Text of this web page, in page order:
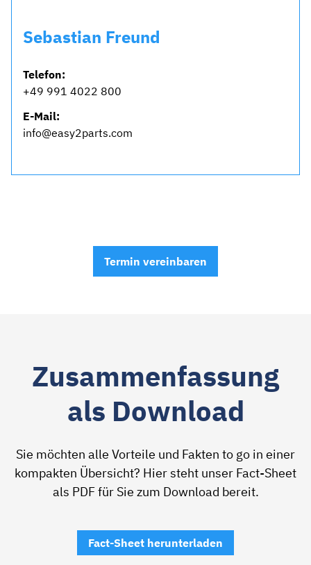
Sebastian Freund
Telefon:
+49 991 4022 800
E-Mail:
info@easy2parts.com
Termin vereinbaren
Zusammen­fassung
als Download
Sie möchten alle Vorteile und Fakten to go in einer
kompakten Übersicht? Hier steht unser Fact-Sheet
als PDF für Sie zum Download bereit.
Fact-Sheet herunterladen